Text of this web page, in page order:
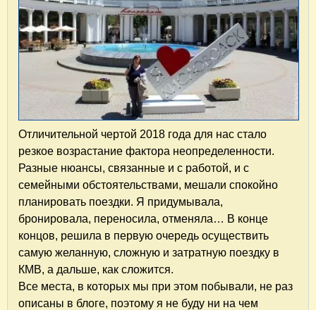
Отличительной чертой 2018 года для нас стало
резкое возрастание фактора неопределенности.
Разные нюансы, связанные и с работой, и с
семейными обстоятельствами, мешали спокойно
планировать поездки. Я придумывала,
бронировала, переносила, отменяла… В конце
концов, решила в первую очередь осуществить
самую желанную, сложную и затратную поездку в
КМВ, а дальше, как сложится.
Все места, в которых мы при этом побывали, не раз
описаны в блоге, поэтому я не буду ни на чем